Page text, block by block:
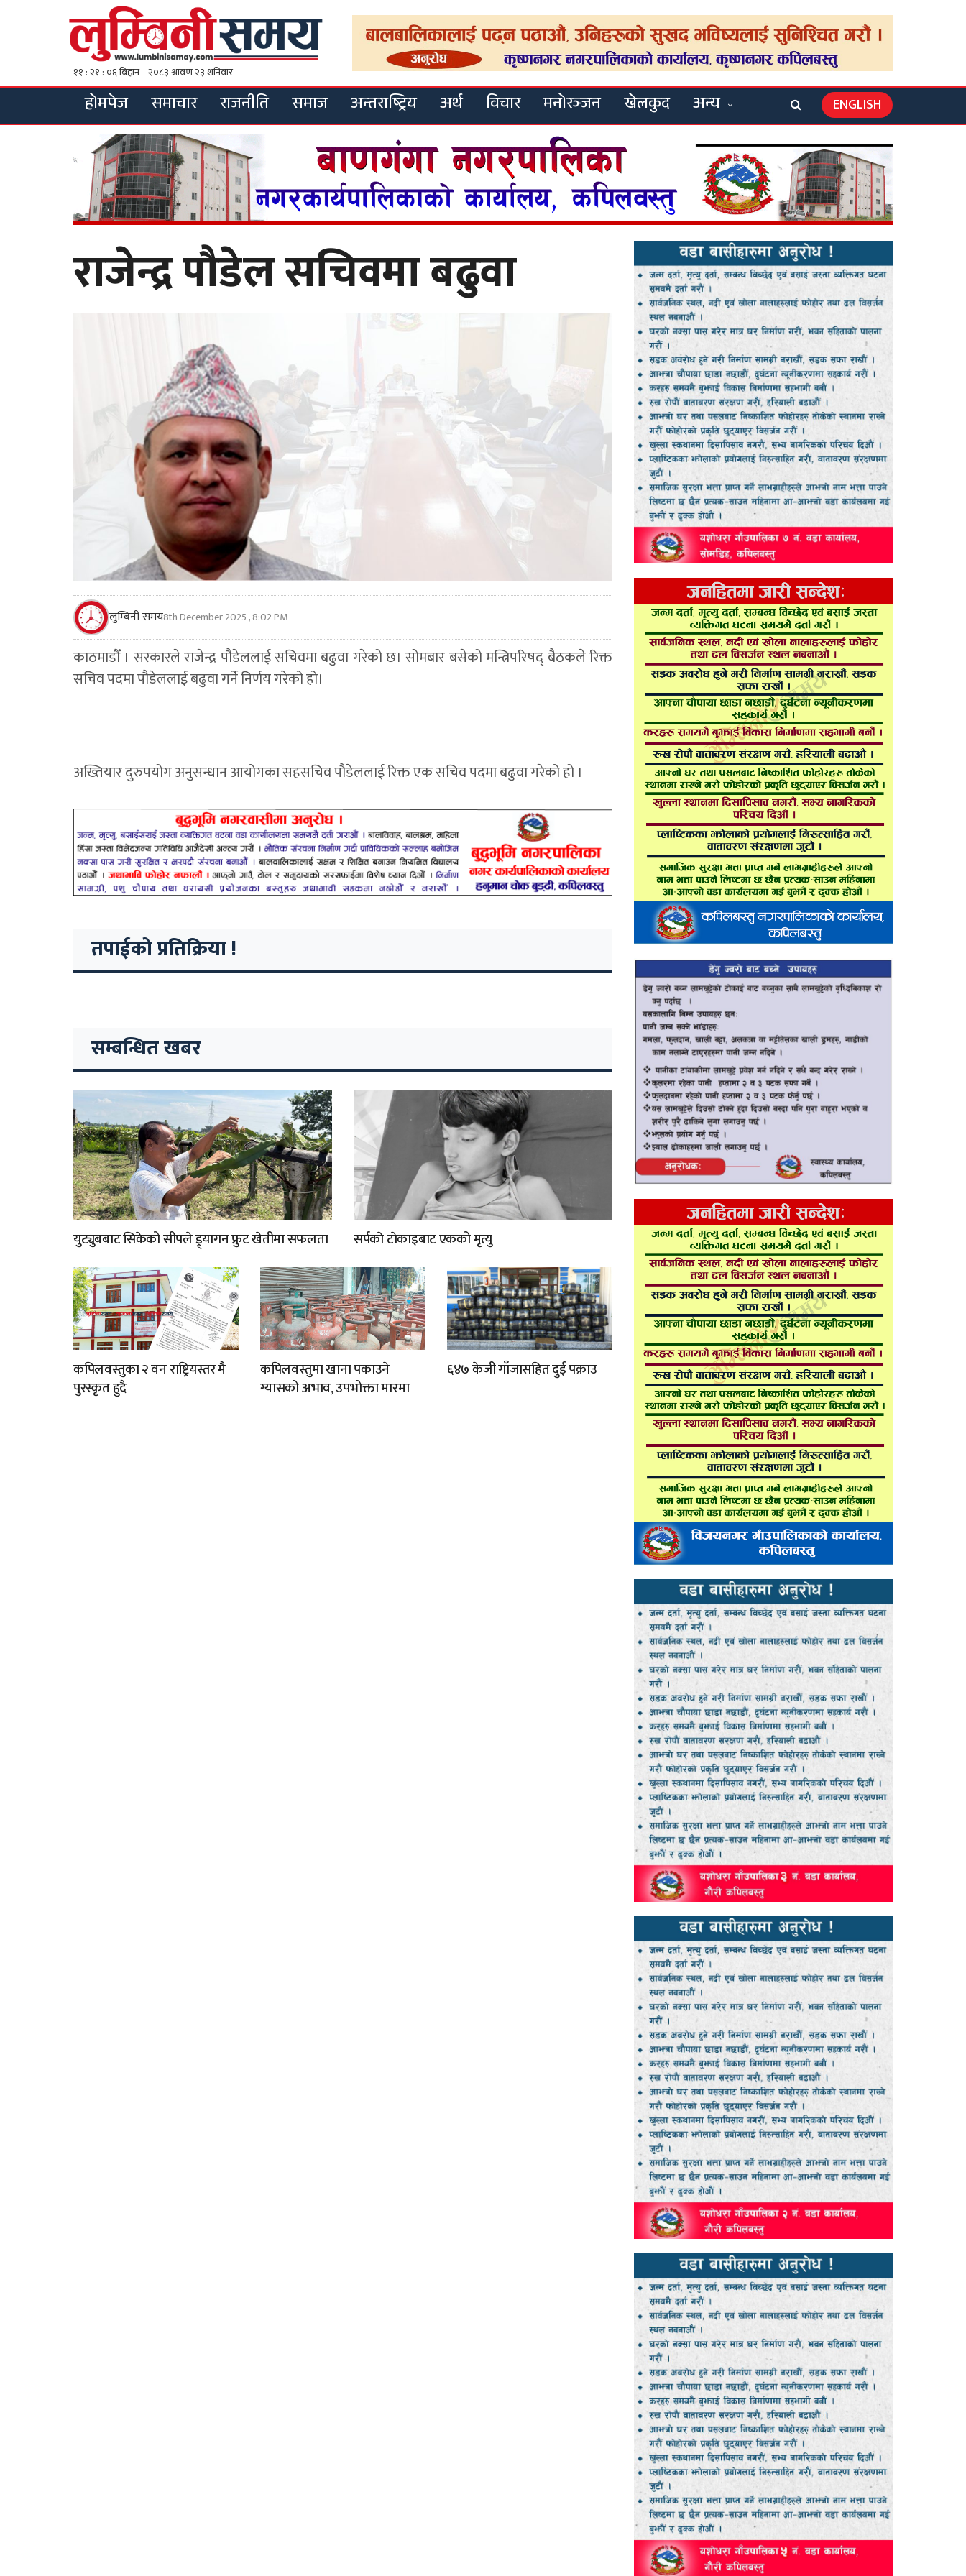
होमपेज समाचार राजनीति समाज अन्तराष्ट्रिय अर्थ विचार मनोरञ्जन खेलकुद अन्य ENGLISH
राजेन्द्र पौडेल सचिवमा बढुवा
लुम्बिनी समय8th December 2025 , 8:02 PM
काठमाडौँ । सरकारले राजेन्द्र पौडेललाई सचिवमा बढुवा गरेको छ। सोमबार बसेको मन्त्रिपरिषद् बैठकले रिक्त
सचिव पदमा पौडेललाई बढुवा गर्ने निर्णय गरेको हो।
अख्तियार दुरुपयोग अनुसन्धान आयोगका सहसचिव पौडेललाई रिक्त एक सचिव पदमा बढुवा गरेको हो ।
तपाईको प्रतिक्रिया !
सम्बन्धित खबर
युट्युबबाट सिकेको सीपले ड्र्यागन फ्रुट खेतीमा सफलता सर्पकाे टाेकाइबाट एकको मृत्यु
कपिलवस्तुका २ वन राष्ट्रियस्तर मै
पुरस्कृत हुदै
कपिलवस्तुमा खाना पकाउने
ग्यासको अभाव, उपभोक्ता मारमा
६४७ केजी गाँजासहित दुई पक्राउ